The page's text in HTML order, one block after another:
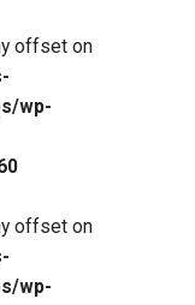
offset on
wp-
offset on
wp-